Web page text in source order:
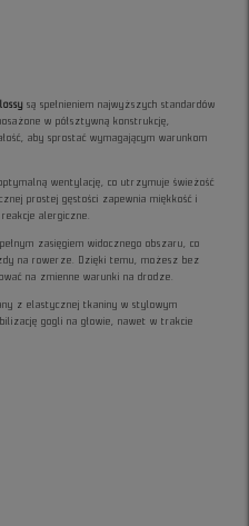
są spełnieniem najwyższych standardów
w półsztywną konstrukcję,
aby sprostać wymagającym warunkom
wentylację, co utrzymuje świeżość
prostej gęstości zapewnia miękkość i
alergiczne.
zasięgiem widocznego obszaru, co
na rowerze. Dzięki temu, możesz bez
na zmienne warunki na drodze.
z elastycznej tkaniny w stylowym
gogli na głowie, nawet w trakcie